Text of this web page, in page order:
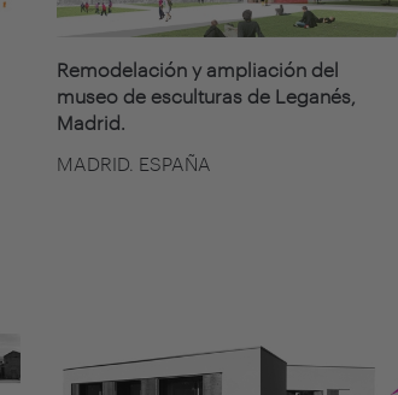
Remodelación y ampliación del
museo de esculturas de Leganés,
Madrid.
MADRID. ESPAÑA